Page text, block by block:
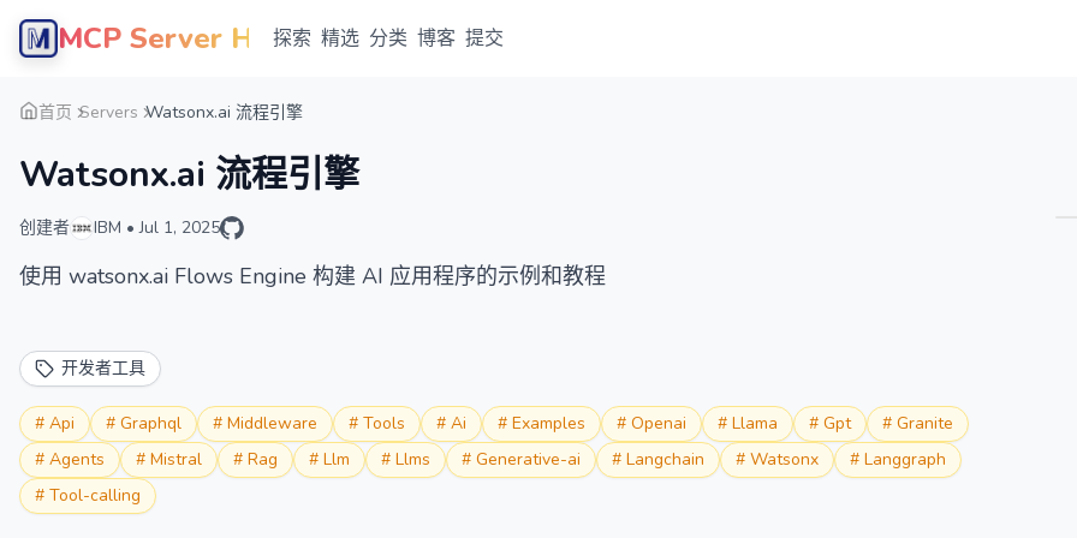
MCP Server Hub探索 精选 分类 博客 提交
首页 Servers Watsonx.ai 流程引擎
Watsonx.ai 流程引擎
创建者 IBM • Jul 1, 2025
使用 watsonx.ai Flows Engine 构建 AI 应用程序的示例和教程
开发者工具
# Api # Graphql # Middleware # Tools # Ai # Examples # Openai # Llama # Gpt # Granite
# Agents # Mistral # Rag # Llm # Llms # Generative-ai # Langchain # Watsonx # Langgraph
# Tool-calling